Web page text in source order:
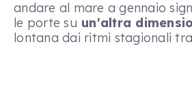
andare al mare a gennaio
le porte su un'altra
lontana dai ritmi stagionali